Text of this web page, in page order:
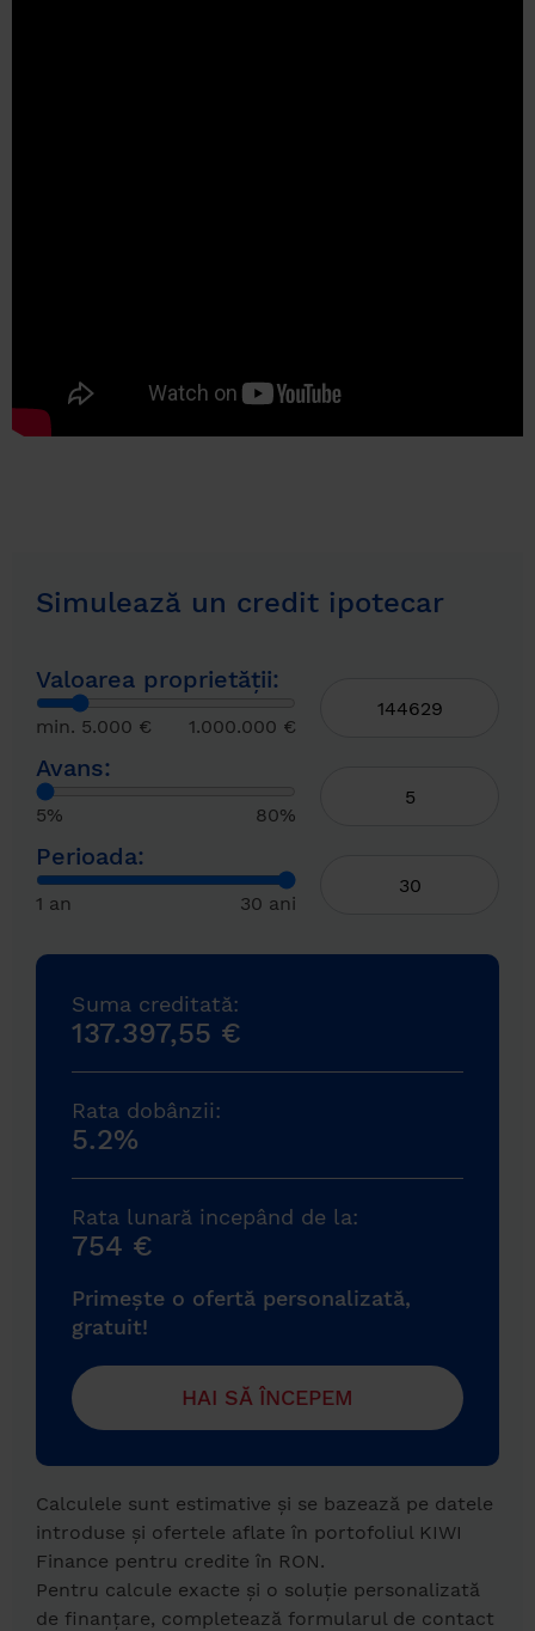
Simulează un credit ipotecar
Valoarea proprietății:
min. 5.000 € 1.000.000 €
Avans:
5% 80%
Perioada:
1 an 30 ani
Suma creditată:
137.397,55 €
Rata dobânzii:
5.2%
Rata lunară incepând de la:
754 €
Primește o ofertă personalizată,
gratuit!
HAI SĂ ÎNCEPEM
Calculele sunt estimative și se bazează pe datele
introduse și ofertele aflate în portofoliul KIWI
Finance pentru credite în RON.
Pentru calcule exacte și o soluție personalizată
de finanțare, completează formularul de contact